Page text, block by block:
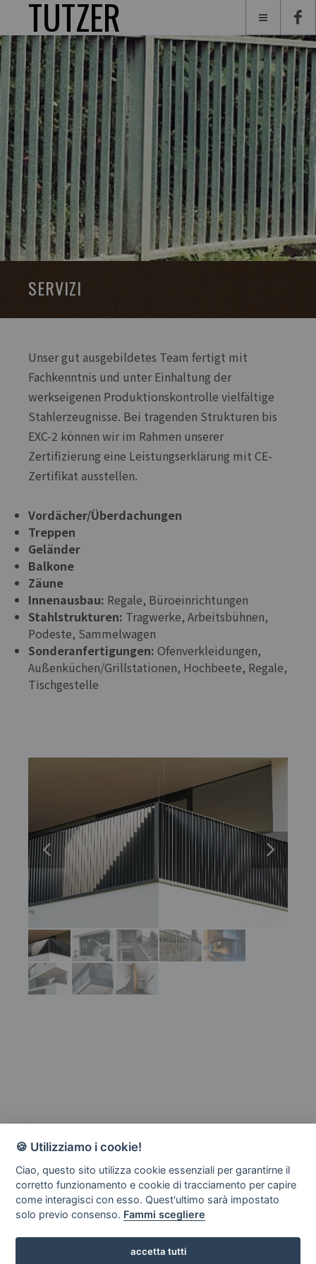
TUTZER
SERVIZI
Unser gut ausgebildetes Team fertigt mit
Fachkenntnis und unter Einhaltung der
werkseigenen Produktionskontrolle vielfältige
Stahlerzeugnisse. Bei tragenden Strukturen bis
EXC-2 können wir im Rahmen unserer
Zertifizierung eine Leistungserklärung mit CE-
Zertifikat ausstellen.
Vordächer/Überdachungen
Treppen
Geländer
Balkone
Zäune
Innenausbau: Regale, Büroeinrichtungen
Stahlstrukturen: Tragwerke, Arbeitsbühnen,
Podeste, Sammelwagen
Sonderanfertigungen: Ofenverkleidungen,
Außenküchen/Grillstationen, Hochbeete, Regale,
Tischgestelle
🍪 Utilizziamo i cookie!
Ciao, questo sito utilizza cookie essenziali per garantirne il
corretto funzionamento e cookie di tracciamento per capire
come interagisci con esso. Quest'ultimo sarà impostato
solo previo consenso. Fammi scegliere
accetta tutti